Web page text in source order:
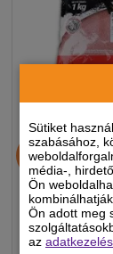
Sütiket
szabásához,
média-,
Ön
Ön adott meg
az
Dovit
Etetőkeverék
1kg
990